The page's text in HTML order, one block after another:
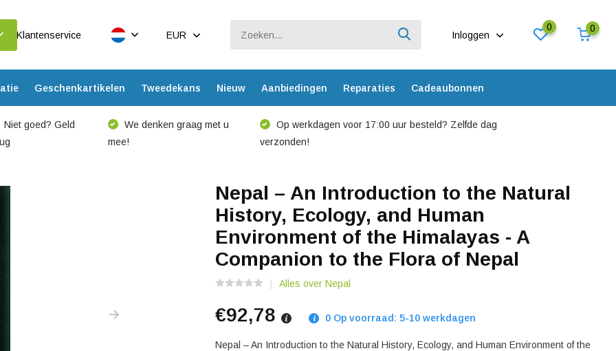
Klantenservice EUR Inloggen
0 0
Geschenkartikelen Tweedekans Nieuw Aanbiedingen Reparaties Cadeaubonnen
Niet goed? Geld
We denken graag met u
mee!
Op werkdagen voor 17:00 uur besteld? Zelfde dag
verzonden!
Nepal – An Introduction to the Natural
History, Ecology, and Human
Environment of the Himalayas - A
Companion to the Flora of Nepal
Alles over Nepal
€92,78 0 Op voorraad: 5-10 werkdagen
Nepal – An Introduction to the Natural History, Ecology, and Human Environment of the